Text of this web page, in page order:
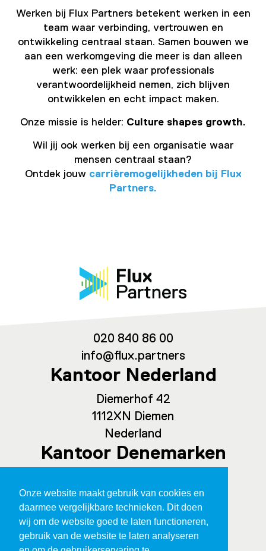
Onze website maakt gebruik van cookies en
daarmee vergelijkbare technieken. Dit doen
wij om de website goed te laten functioneren,
gebruik van de website te laten analyseren
Werken bij Flux Partners betekent werken in een
team waar verbinding, vertrouwen en
ontwikkeling centraal staan. Samen bouwen we
aan een werkomgeving die meer is dan alleen
werk: een plek waar professionals
verantwoordelijkheid nemen, zich blijven
ontwikkelen en echt impact maken.
Onze missie is helder: Culture shapes growth.
Wil jij ook werken bij een organisatie waar
mensen centraal staan?
Ontdek jouw carrièremogelijkheden bij Flux
Partners.
020 840 86 00
info@flux.partners
Kantoor Nederland
Diemerhof 42
1112XN Diemen
Nederland
Kantoor Denemarken
209
1760 Kopenhagen
Denemarken